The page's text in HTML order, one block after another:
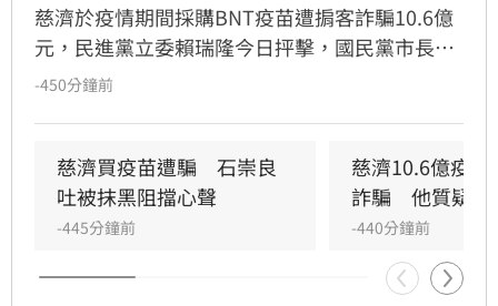
慈濟於疫情期間採購BNT疫苗遭掮客詐騙10.6億
元，民進黨立委賴瑞隆今日抨擊，國民黨市長參
選人柯志恩等藍委當年質疑陳時中阻擋疫苗，如
擊是錯誤行為。
-450分鐘前
慈濟買疫苗遭騙　石崇良
吐被抹黑阻擋心聲
-445分鐘前
慈濟10.6億疫苗
詐騙　他質疑捐
-440分鐘前